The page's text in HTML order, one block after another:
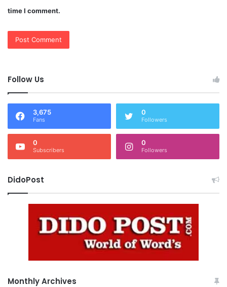
time I comment.
Follow Us
3,675
Fans
0
Followers
0
Subscribers
0
Followers
DidoPost
Monthly Archives